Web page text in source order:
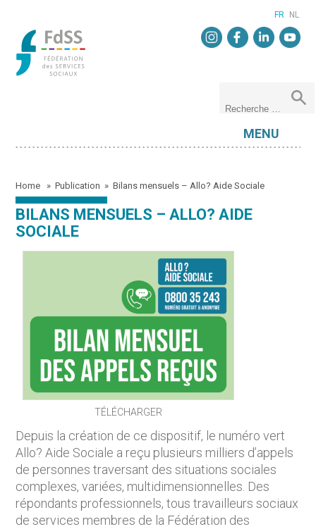
FR NL
MENU
Home »Publication »Bilans mensuels – Allo? Aide Sociale
BILANS MENSUELS – ALLO? AIDE
SOCIALE
TÉLÉCHARGER
Depuis la création de ce dispositif, le numéro vert
Allo? Aide Sociale a reçu plusieurs milliers d’appels
de personnes traversant des situations sociales
complexes, variées, multidimensionnelles. Des
répondants professionnels, tous travailleurs sociaux
de services membres de la Fédération des